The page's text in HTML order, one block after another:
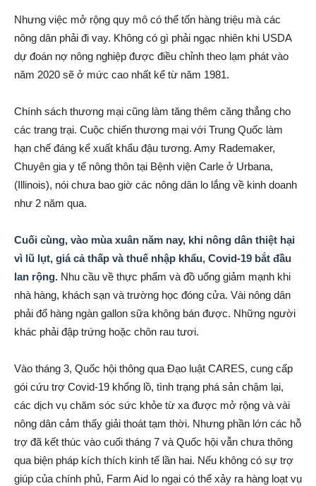
Nhưng việc mở rộng quy mô có thể tốn hàng triệu mà các
nông dân phải đi vay. Không có gì phải ngạc nhiên khi USDA
dự đoán nợ nông nghiệp được điều chỉnh theo lạm phát vào
năm 2020 sẽ ở mức cao nhất kể từ năm 1981.
Chính sách thương mại cũng làm tăng thêm căng thẳng cho
các trang trại. Cuộc chiến thương mại với Trung Quốc làm
hạn chế đáng kể xuất khẩu đậu tương. Amy Rademaker,
Chuyên gia y tế nông thôn tại Bệnh viện Carle ở Urbana,
(Illinois), nói chưa bao giờ các nông dân lo lắng về kinh doanh
như 2 năm qua.
Cuối cùng, vào mùa xuân năm nay, khi nông dân thiệt hại
vì lũ lụt, giá cả thấp và thuế nhập khẩu, Covid-19 bắt đầu
lan rộng. Nhu cầu về thực phẩm và đồ uống giảm mạnh khi
nhà hàng, khách sạn và trường học đóng cửa. Vài nông dân
phải đổ hàng ngàn gallon sữa không bán được. Những người
khác phải đập trứng hoặc chôn rau tươi.
Vào tháng 3, Quốc hội thông qua Đạo luật CARES, cung cấp
gói cứu trợ Covid-19 khổng lồ, tình trạng phá sản chậm lại,
các dịch vụ chăm sóc sức khỏe từ xa được mở rộng và vài
nông dân cảm thấy giải thoát tạm thời. Nhưng phần lớn các hỗ
trợ đã kết thúc vào cuối tháng 7 và Quốc hội vẫn chưa thông
qua biện pháp kích thích kinh tế lần hai. Nếu không có sự trợ
giúp của chính phủ, Farm Aid lo ngại có thể xảy ra hàng loạt vụ